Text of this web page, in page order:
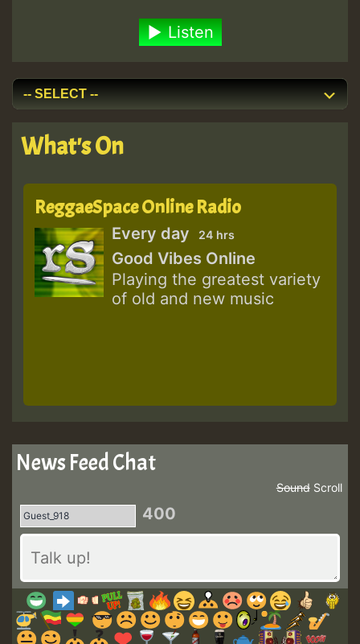
Listen
What's On
ReggaeSpace Online Radio
Every day 24 hrs
Good Vibes Online
Playing the greatest variety
of old and new music
News Feed Chat
Scroll
Sound
400